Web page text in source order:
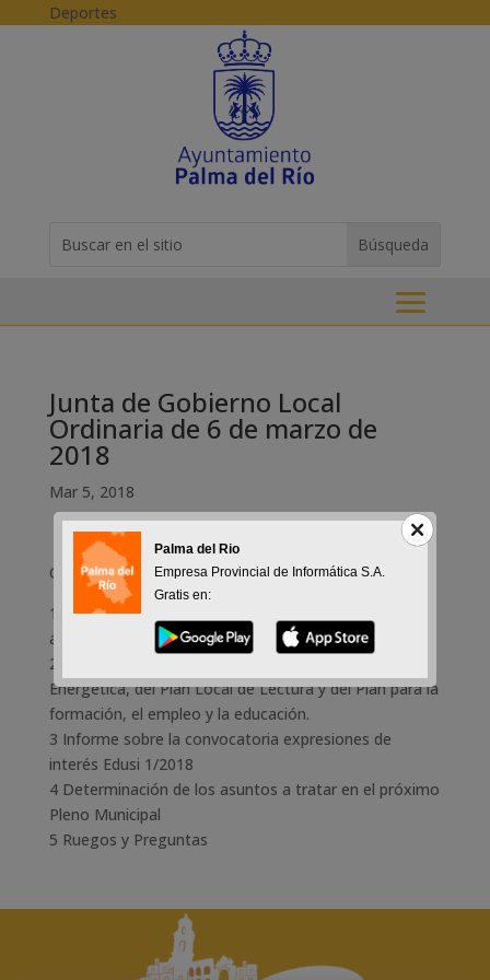
Skip to content
Deportes
for...
Junta de Gobierno Local
Ordinaria de 6 de marzo de
2018
Mar 5, 2018
Orden del Día
1 Lectura y aprobación, si procede, del borrador del
acta de la sesión anterior
2 Desarrollo y Gestión del Plan Municipal de Eficiencia
Energética, del Plan Local de Lectura y del Plan para la
formación, el empleo y la educación.
3 Informe sobre la convocatoria expresiones de
interés Edusi 1/2018
4 Determinación de los asuntos a tratar en el próximo
Pleno Municipal
5 Ruegos y Preguntas
Palma del Rio
Empresa Provincial de Informática S.A.
Gratis en: